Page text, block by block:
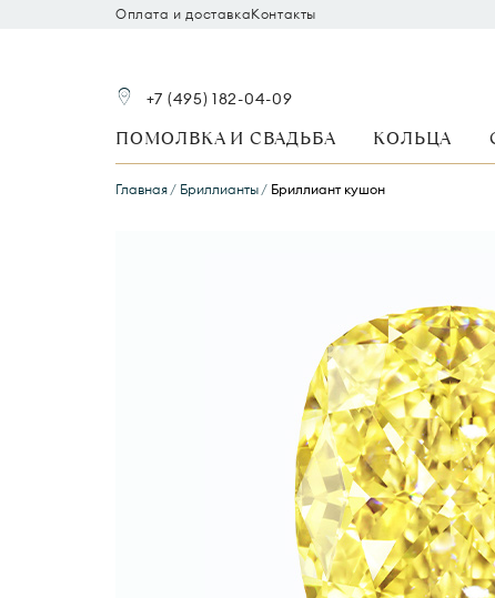
Оплата и доставкаКонтакты
+7 (495) 182-04-09
ПОМОЛВКА И СВАДЬБА КОЛЬЦА
Главная Бриллианты Бриллиант кушон